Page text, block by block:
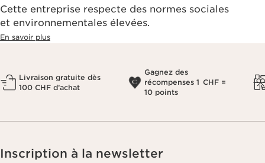
Cette entreprise respecte des normes sociales
et environnementales élevées.
En savoir plus
Livraison gratuite dès
100 CHF d’achat
Gagnez des
récompenses 1 CHF =
10 points
Inscription à la newsletter